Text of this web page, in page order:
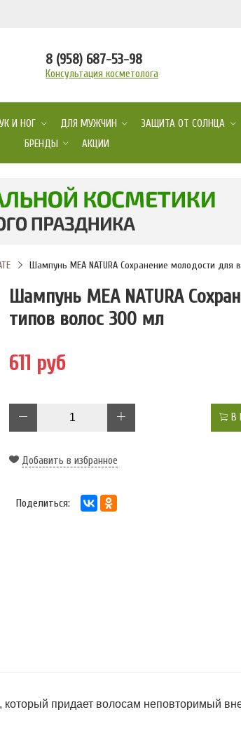
8 (958) 687-53-98
Консультация косметолога
И НОГ ДЛЯ МУЖЧИН ЗАЩИТА ОТ СОЛНЦА
БРЕНДЫ
АКЦИИ
Шампунь MEA NATURA Сохранение молодости для
Шампунь MEA NATURA
типов волос 300 мл
611 руб
В
Добавить в избранное
Поделиться:
придает волосам неповторимый